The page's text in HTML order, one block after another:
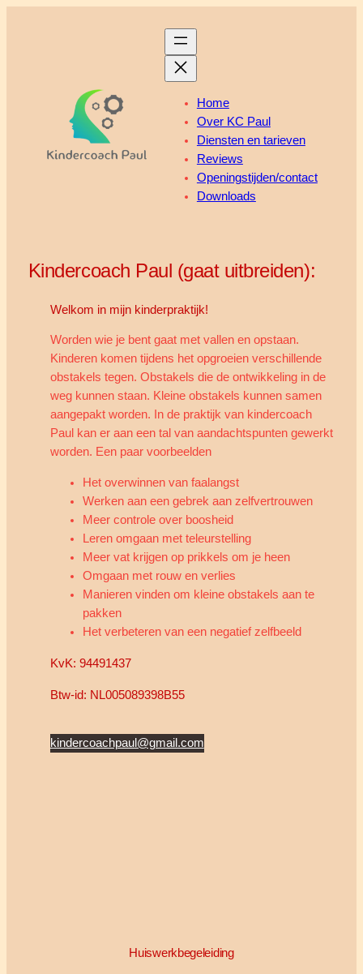
Home
Over KC Paul
Diensten en tarieven
Reviews
Openingstijden/contact
Downloads
Kindercoach Paul (gaat uitbreiden):
Welkom in mijn kinderpraktijk!
Worden wie je bent gaat met vallen en opstaan.
Kinderen komen tijdens het opgroeien verschillende
obstakels tegen. Obstakels die de ontwikkeling in de
weg kunnen staan. Kleine obstakels kunnen samen
aangepakt worden. In de praktijk van kindercoach
Paul kan er aan een tal van aandachtspunten gewerkt
worden. Een paar voorbeelden
Het overwinnen van faalangst
Werken aan een gebrek aan zelfvertrouwen
Meer controle over boosheid
Leren omgaan met teleurstelling
Meer vat krijgen op prikkels om je heen
Omgaan met rouw en verlies
Manieren vinden om kleine obstakels aan te
pakken
Het verbeteren van een negatief zelfbeeld
KvK: 94491437
Btw-id: NL005089398B55
kindercoachpaul@gmail.com
Huiswerkbegeleiding